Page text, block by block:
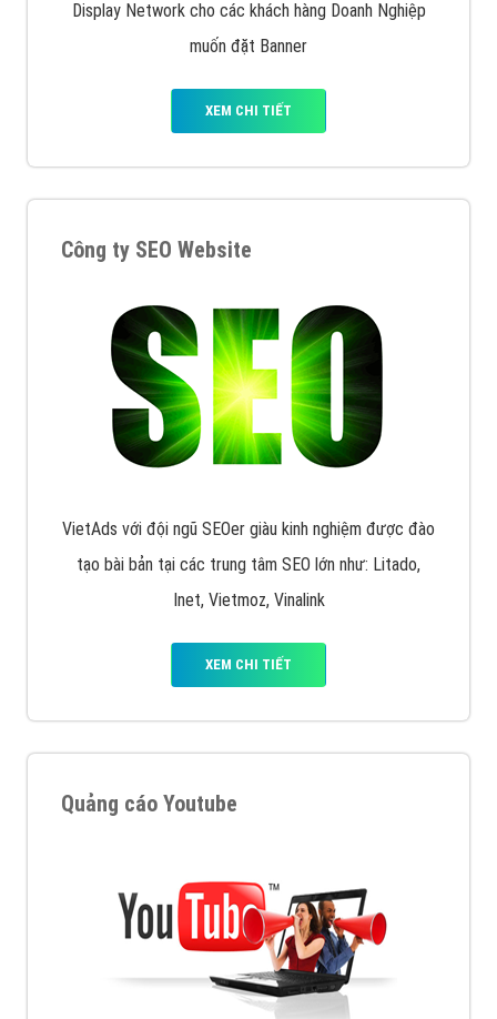
Display Network cho các khách hàng Doanh Nghiệp
muốn đặt Banner
XEM CHI TIẾT
Công ty SEO Website
VietAds với đội ngũ SEOer giàu kinh nghiệm được đào
tạo bài bản tại các trung tâm SEO lớn như: Litado,
Inet, Vietmoz, Vinalink
XEM CHI TIẾT
Quảng cáo Youtube